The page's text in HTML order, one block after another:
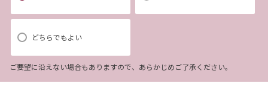
どちらでもよい
ご要望に沿えない場合もありますので、あらかじめご了承ください。